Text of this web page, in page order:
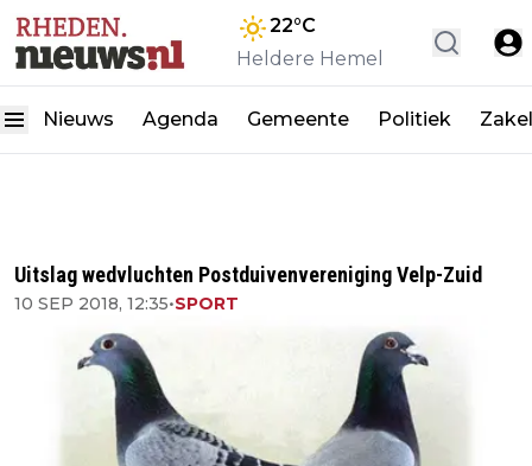
22°C
Heldere Hemel
Nieuws Agenda Gemeente Politiek
Uitslag wedvluchten Postduivenvereniging Velp-Zuid
10 SEP 2018, 12:35•SPORT